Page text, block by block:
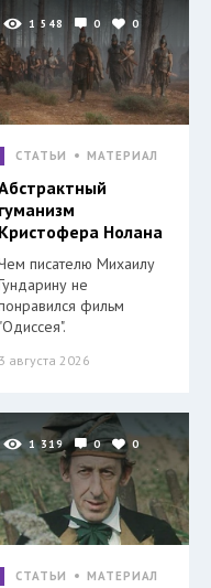
1 548 0 0
СТАТЬИ МАТЕРИАЛ
гуманизм
Кристофера Нолана
писателю Михаилу
не
фильм
"Одиссея".
3 августа 2026
1 319 0 0
СТАТЬИ МАТЕРИАЛ